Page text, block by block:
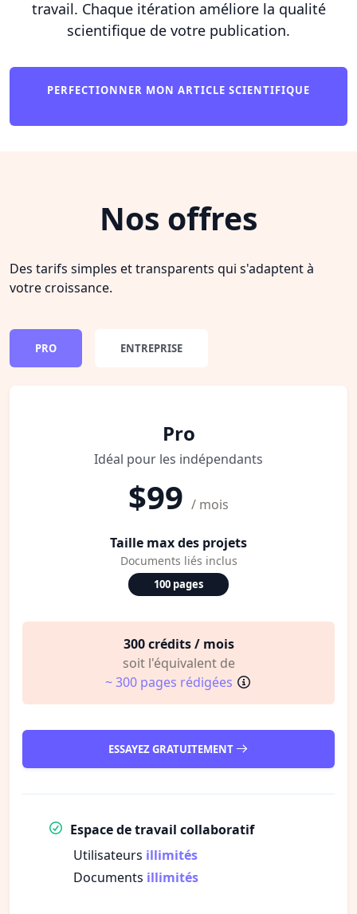
travail. Chaque itération améliore la qualité
scientifique de votre publication.
PERFECTIONNER MON ARTICLE SCIENTIFIQUE
Nos offres
Des tarifs simples et transparents qui s'adaptent à
votre croissance.
PRO ENTREPRISE
Pro
Idéal pour les indépendants
$99 / mois
Taille max des projets
Documents liés inclus
100 pages
300 crédits / mois
soit l'équivalent de
~ 300 pages rédigées
ESSAYEZ GRATUITEMENT
Espace de travail collaboratif
Utilisateurs illimités
Documents illimités